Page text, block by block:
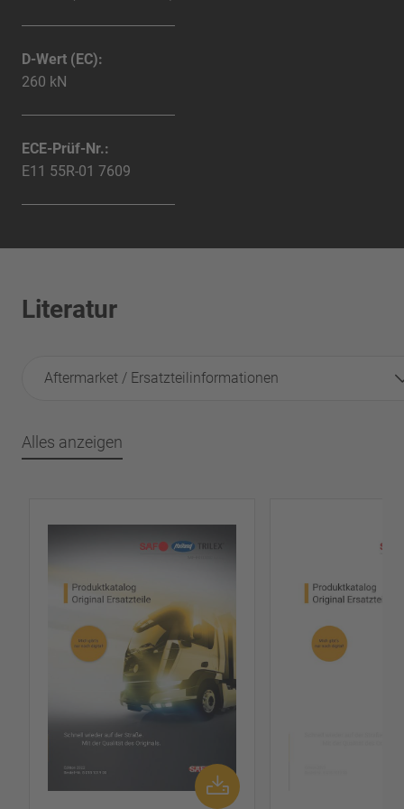
D-Wert (EC):
260 kN
ECE-Prüf-Nr.:
E11 55R-01 7609
Literatur
Aftermarket / Ersatzteilinformationen
Alles anzeigen